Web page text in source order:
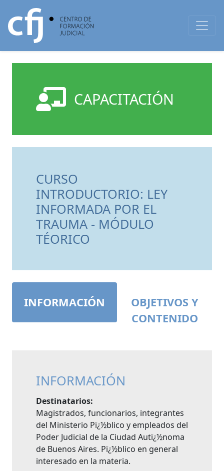
CAPACITACIÓN
CURSO
INTRODUCTORIO: LEY
INFORMADA POR EL
TRAUMA - MÓDULO
TÉORICO
INFORMACIÓN
OBJETIVOS Y
CONTENIDO
INFORMACIÓN
Destinatarios:
Magistrados, funcionarios, integrantes
del Ministerio Pï¿½blico y empleados del
Poder Judicial de la Ciudad Autï¿½noma
de Buenos Aires. Pï¿½blico en general
interesado en la materia.